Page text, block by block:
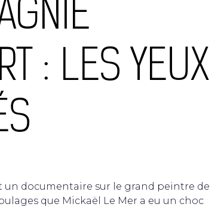
: LES YEUX
un documentaire sur le grand peintre de
que Mickaël Le Mer a eu un choc